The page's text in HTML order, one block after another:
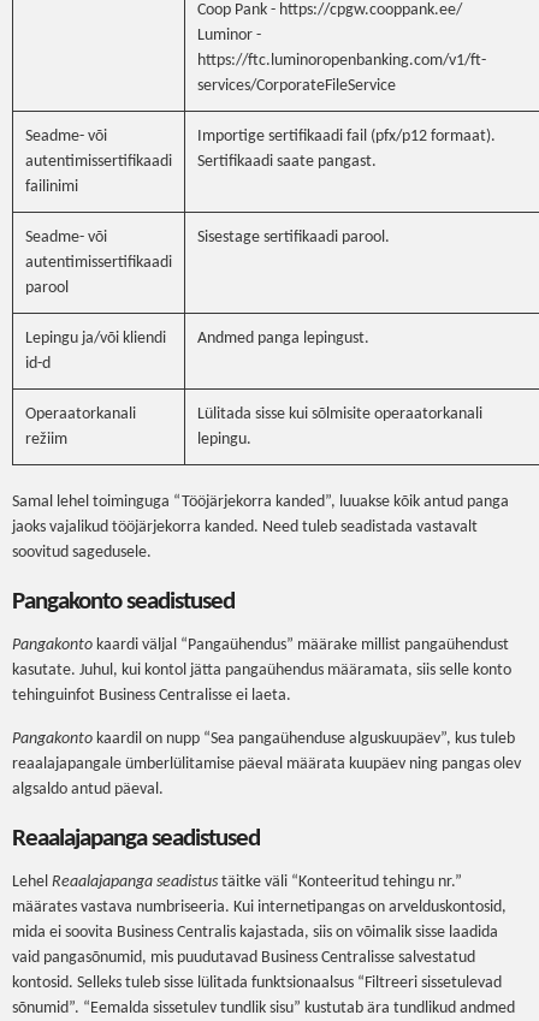
Coop Pank - https://cpgw.cooppank.ee/
Luminor -
https://ftc.luminoropenbanking.com/v1/ft-
services/CorporateFileService
Seadme- või
autentimissertifikaadi
failinimi
Importige sertifikaadi fail (pfx/p12 formaat).
Sertifikaadi saate pangast.
Seadme- või
autentimissertifikaadi
parool
Sisestage sertifikaadi parool.
Lepingu ja/või kliendi
id-d
Andmed panga lepingust.
Operaatorkanali
režiim
Lülitada sisse kui sõlmisite operaatorkanali
lepingu.
Samal lehel toiminguga “Tööjärjekorra kanded”, luuakse kõik antud panga
jaoks vajalikud tööjärjekorra kanded. Need tuleb seadistada vastavalt
soovitud sagedusele.
Pangakonto seadistused
Pangakonto kaardi väljal “Pangaühendus” määrake millist pangaühendust
kasutate. Juhul, kui kontol jätta pangaühendus määramata, siis selle konto
tehinguinfot Business Centralisse ei laeta.
Pangakonto kaardil on nupp “Sea pangaühenduse alguskuupäev”, kus tuleb
reaalajapangale ümberlülitamise päeval määrata kuupäev ning pangas olev
algsaldo antud päeval.
Reaalajapanga seadistused
Lehel Reaalajapanga seadistus täitke väli “Konteeritud tehingu nr.”
määrates vastava numbriseeria. Kui internetipangas on arvelduskontosid,
mida ei soovita Business Centralis kajastada, siis on võimalik sisse laadida
vaid pangasõnumid, mis puudutavad Business Centralisse salvestatud
kontosid. Selleks tuleb sisse lülitada funktsionaalsus “Filtreeri sissetulevad
sõnumid”. “Eemalda sissetulev tundlik sisu” kustutab ära tundlikud andmed